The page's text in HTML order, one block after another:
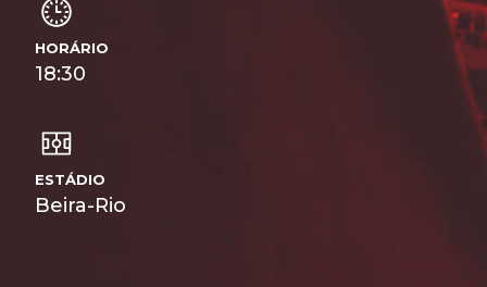
HORÁRIO
18:30
ESTÁDIO
Beira-Rio